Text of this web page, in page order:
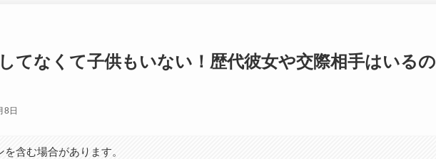
てなくて子供もいない！歴代彼女や交際相手はいるの
8日
含む場合があります。